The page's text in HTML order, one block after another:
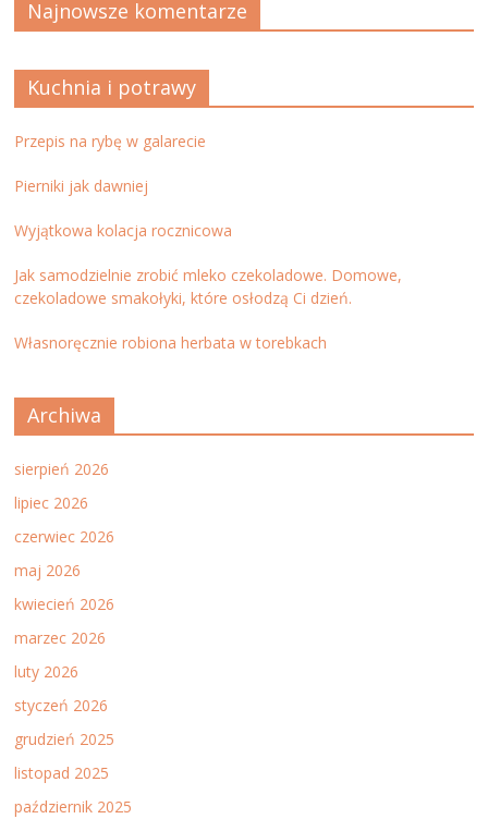
Najnowsze komentarze
Kuchnia i potrawy
Przepis na rybę w galarecie
Pierniki jak dawniej
Wyjątkowa kolacja rocznicowa
Jak samodzielnie zrobić mleko czekoladowe. Domowe,
czekoladowe smakołyki, które osłodzą Ci dzień.
Własnoręcznie robiona herbata w torebkach
Archiwa
sierpień 2026
lipiec 2026
czerwiec 2026
maj 2026
kwiecień 2026
marzec 2026
luty 2026
styczeń 2026
grudzień 2025
listopad 2025
październik 2025